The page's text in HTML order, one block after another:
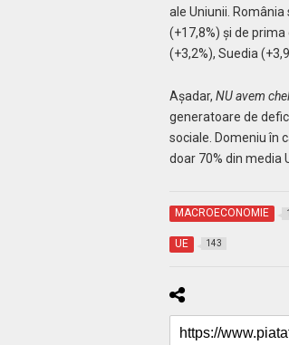
ale Uniunii.
(+17,8%) și de
(+3,2%), Suedia
Așadar, NU avem
generatoare de
sociale. Domeniu în
doar 70% din media
MACROECONOMIE
UE 143